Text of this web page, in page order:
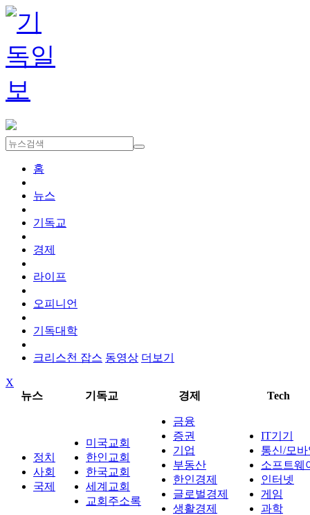
홈
뉴스
기독교
경제
라이프
오피니언
기독대학
크리스천 잡스 동영상 더보기
X
뉴스
기독교 경제 Tech
정치
사회
국제
미국교회
한인교회
한국교회
세계교회
교회주소록
금융
증권
기업
부동산
한인경제
글로벌경제
생활경제
IT기기
통신/모
소프트웨
인터넷
게임
과학